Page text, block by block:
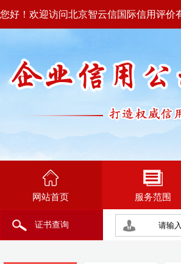
您好！欢迎访问北京智云信国际信用评价
网站首页 服务范围
证书查询